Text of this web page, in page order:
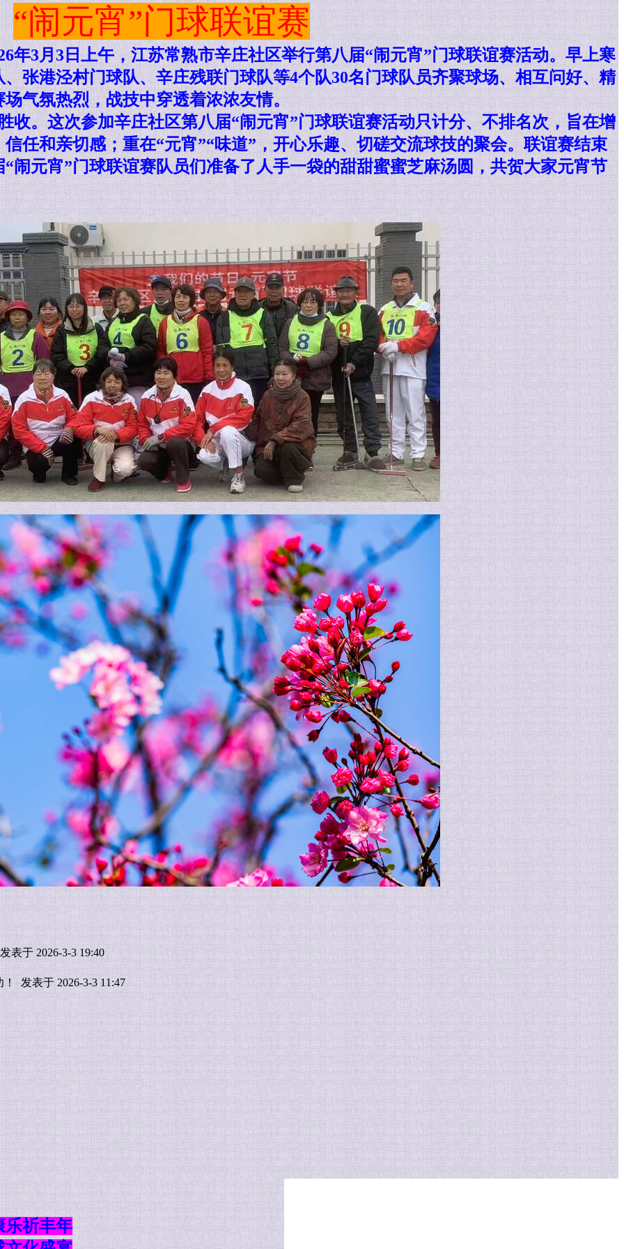
“闹元宵”门球联谊赛
3月3日上午，江苏常熟市辛庄社区举行第八届“闹元宵”门球联谊赛活动。早上寒
张港泾村门球队、辛庄残联门球队等4个队30名门球队员齐聚球场、相互问好、精
气氛热烈，战技中穿透着浓浓友情。
收。 这次参加辛庄社区第八届“闹元宵”门球联谊赛活动只计分、不排名次，旨在增
任和亲切感；重在“元宵”“味道”，开心乐趣、切磋交流球技的聚会。联谊赛结束
闹元宵”门球联谊赛队员们准备了人手一袋的甜甜蜜蜜芝麻汤圆，共贺大家元宵节
发表于 2026-3-3 19:40
！ 发表于 2026-3-3 11:47
乐祈丰年